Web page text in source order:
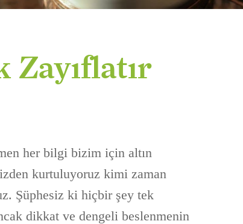
Zayıflatır
her bilgi bizim için altın
kurtuluyoruz kimi zaman
Şüphesiz ki hiçbir şey tek
dikkat ve dengeli beslenmenin